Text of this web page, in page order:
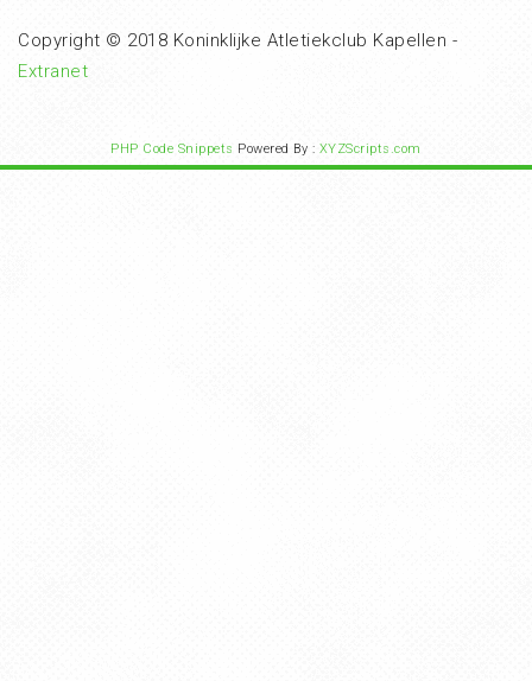
Copyright © 2018 Koninklijke Atletiekclub Kapellen -
Extranet
PHP Code Snippets Powered By : XYZScripts.com